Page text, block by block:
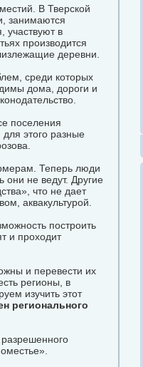
В Тверской
занимаются
участвуют в
производится
деревни.
среди которых
дома, дороги и
поселения
этого разные
Теперь люди
они не ведут. Другие
что не дает
аквакультурой.
построить
и проходит
и перевести их
регионы, в
изучить этот
регионального